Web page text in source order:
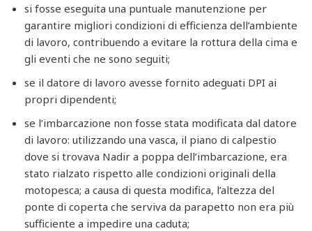
si fosse eseguita una puntuale manutenzione per
garantire migliori condizioni di efficienza dell’ambiente
di lavoro, contribuendo a evitare la rottura della cima e
gli eventi che ne sono seguiti;
se il datore di lavoro avesse fornito adeguati DPI ai
propri dipendenti;
se l’imbarcazione non fosse stata modificata dal datore
di lavoro: utilizzando una vasca, il piano di calpestio
dove si trovava Nadir a poppa dell’imbarcazione, era
stato rialzato rispetto alle condizioni originali della
motopesca; a causa di questa modifica, l’altezza del
ponte di coperta che serviva da parapetto non era più
sufficiente a impedire una caduta;